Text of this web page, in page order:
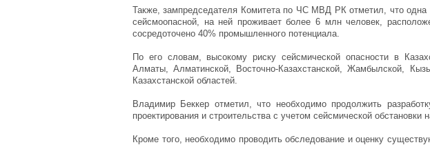
Также, зампредседателя Комитета по ЧС МВД РК отметил, что одна
сейсмоопасной, на ней проживает более 6 млн человек,
сосредоточено 40% промышленного потенциала.
По его словам, высокому риску сейсмической опасности в
Алматы, Алматинской, Восточно-Казахстанской, Жамбылской,
Казахстанской областей.
Владимир Беккер отметил, что необходимо продолжить
проектирования и строительства с учетом сейсмической обстановки
Кроме того, необходимо проводить обследование и оценку